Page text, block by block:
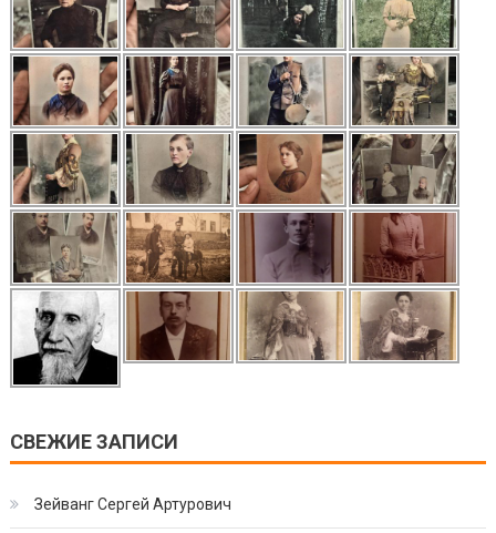
СВЕЖИЕ ЗАПИСИ
Зейванг Сергей Артурович